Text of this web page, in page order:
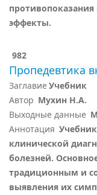
эффекты.
982
Пропедевтика
ЗаглавиеУчебник
Автор Мухин Н.А.
Выходные данные
Аннотация
клинической
болезней.
традиционным и
выявления их